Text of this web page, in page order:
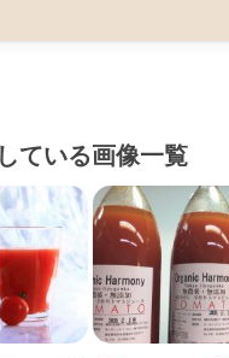
ている画像一覧